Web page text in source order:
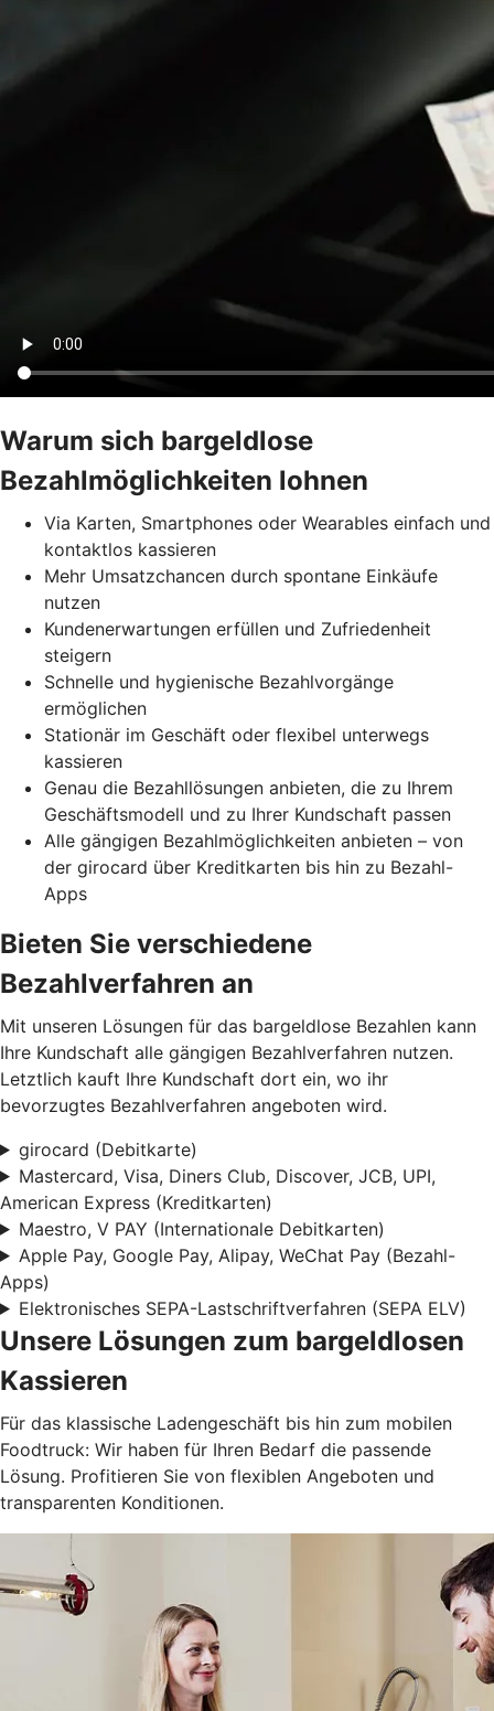
Warum sich bargeldlose
Bezahlmöglichkeiten lohnen
Via Karten, Smartphones oder Wearables einfach und
kontaktlos kassieren
Mehr Umsatzchancen durch spontane Einkäufe
nutzen
Kundenerwartungen erfüllen und Zufriedenheit
steigern
Schnelle und hygienische Bezahlvorgänge
ermöglichen
Stationär im Geschäft oder flexibel unterwegs
kassieren
Genau die Bezahllösungen anbieten, die zu Ihrem
Geschäftsmodell und zu Ihrer Kundschaft passen
Alle gängigen Bezahlmöglichkeiten anbieten – von
der girocard über Kreditkarten bis hin zu Bezahl-
Apps
Bieten Sie verschiedene
Bezahlverfahren an
Mit unseren Lösungen für das bargeldlose Bezahlen kann
Ihre Kundschaft alle gängigen Bezahlverfahren nutzen.
Letztlich kauft Ihre Kundschaft dort ein, wo ihr
bevorzugtes Bezahlverfahren angeboten wird.
girocard (Debitkarte)
Mastercard, Visa, Diners Club, Discover, JCB, UPI,
American Express (Kreditkarten)
Maestro, V PAY (Internationale Debitkarten)
Apple Pay, Google Pay, Alipay, WeChat Pay (Bezahl-
Apps)
Elektronisches SEPA-Lastschriftverfahren (SEPA ELV)
Unsere Lösungen zum bargeldlosen
Kassieren
Für das klassische Ladengeschäft bis hin zum mobilen
Foodtruck: Wir haben für Ihren Bedarf die passende
Lösung. Profitieren Sie von flexiblen Angeboten und
transparenten Konditionen.